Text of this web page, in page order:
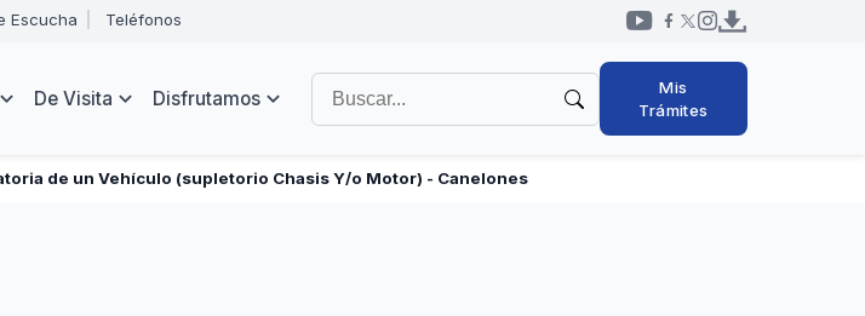
de
Abrir
menú
navegación
Escucha Teléfonos
Redes
sociales
cabezal
De Visita Disfrutamos
Buscar
en
el
Mis
Trámites
de un Vehículo (supletorio Chasis Y/o Motor) - Canelones